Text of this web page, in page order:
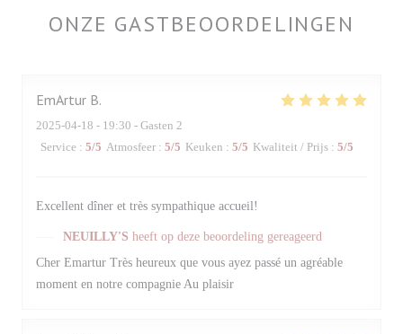
ONZE GASTBEOORDELINGEN
EmArtur B
2025-04-18 - 19:30 - Gasten 2
Service : 5/5 Atmosfeer : 5/5 Keuken : 5/5 Kwaliteit / Prijs : 5/5
Excellent dîner et très sympathique accueil!
NEUILLY'S heeft op deze beoordeling gereageerd
Cher Emartur Très heureux que vous ayez passé un agréable
moment en notre compagnie Au plaisir